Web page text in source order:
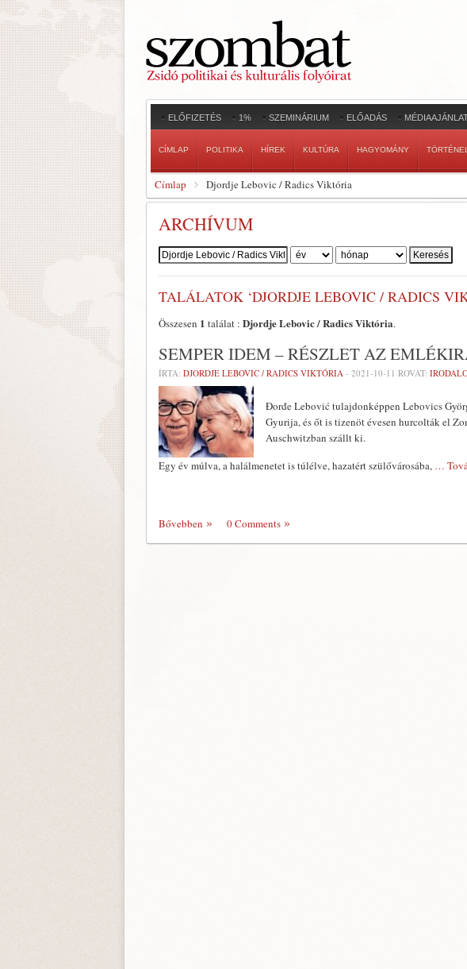
ELŐFIZETÉS 1% SZEMINÁRIUM ELŐADÁS
CÍMLAP POLITIKA HÍREK KULTÚRA HAGYOMÁNY
Címlap Djordje Lebovic / Radics Viktória
ARCHÍVUM
Szerző:
TALÁLATOK ‘DJORDJE LEBOVIC / RADICS
Összesen 1 találat : Djordje Lebovic / Radics Viktória.
SEMPER IDEM – RÉSZLET AZ
ÍRTA: DJORDJE LEBOVIC / RADICS VIKTÓRIA - 2021-10-11 ROVAT:
Đorđe Lebović tulajdonképpen Lebovics
Gyurija, és őt is tizenöt évesen hurcolták el
Auschwitzban szállt ki.
Egy év múlva, a halálmenetet is túlélve, hazatért szülővárosába, …
Bővebben 0 Comments